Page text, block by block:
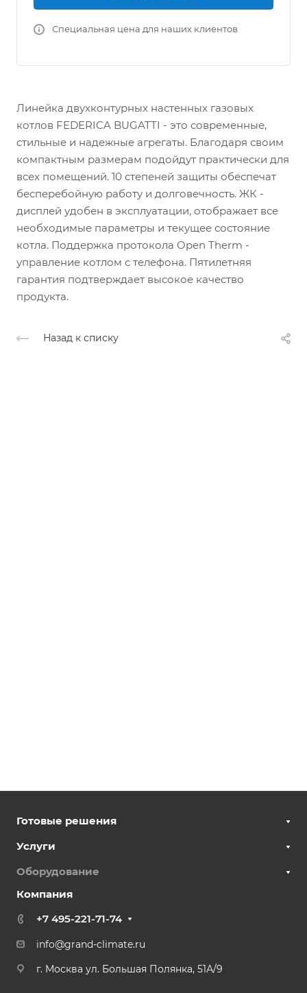
Специальная цена для наших клиентов
Линейка двухконтурных настенных газовых
котлов FEDERICA BUGATTI - это современные,
стильные и надежные агрегаты. Благодаря своим
компактным размерам подойдут практически для
всех помещений. 10 степеней защиты обеспечат
бесперебойную работу и долговечность. ЖК -
дисплей удобен в эксплуатации, отображает все
необходимые параметры и текущее состояние
котла. Поддержка протокола Open Therm -
управление котлом с телефона. Пятилетняя
гарантия подтверждает высокое качество
продукта.
Назад к списку
Готовые решения
Услуги
Оборудование
Компания
+7 495-221-71-74
info@grand-climate.ru
г. Москва ул. Большая Полянка, 51А/9